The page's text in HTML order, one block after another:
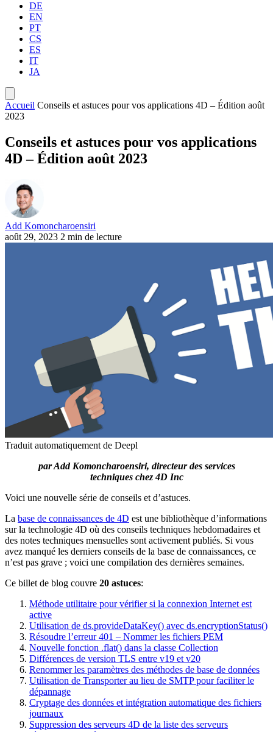
DE
EN
PT
CS
ES
IT
JA
Accueil Conseils et astuces pour vos applications 4D – Édition août
2023
Conseils et astuces pour vos applications
4D – Édition août 2023
Add Komoncharoensiri
août 29, 2023 2 min de lecture
Traduit automatiquement de Deepl
par Add Komoncharoensiri, directeur des services
techniques chez 4D Inc
Voici une nouvelle série de conseils et d’astuces.
La base de connaissances de 4D est une bibliothèque d’informations
sur la technologie 4D où des conseils techniques hebdomadaires et
des notes techniques mensuelles sont activement publiés. Si vous
avez manqué les derniers conseils de la base de connaissances, ce
n’est pas grave ; voici une compilation des dernières semaines.
Ce billet de blog couvre 20 astuces:
Méthode utilitaire pour vérifier si la connexion Internet est
active
Utilisation de ds.provideDataKey() avec ds.encryptionStatus()
Résoudre l’erreur 401 – Nommer les fichiers PEM
Nouvelle fonction .flat() dans la classe Collection
Différences de version TLS entre v19 et v20
Renommer les paramètres des méthodes de base de données
Utilisation de Transporter au lieu de SMTP pour faciliter le
dépannage
Cryptage des données et intégration automatique des fichiers
journaux
Suppression des serveurs 4D de la liste des serveurs